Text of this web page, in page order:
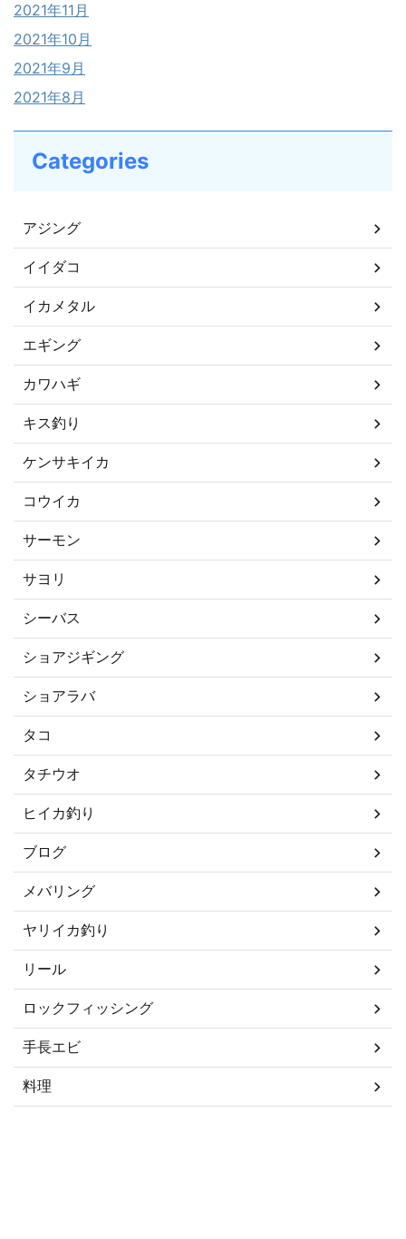
2021年11月
2021年10月
2021年9月
2021年8月
Categories
アジング
イイダコ
イカメタル
エギング
カワハギ
キス釣り
ケンサキイカ
コウイカ
サーモン
サヨリ
シーバス
ショアジギング
ショアラバ
タコ
タチウオ
ヒイカ釣り
ブログ
メバリング
ヤリイカ釣り
リール
ロックフィッシング
手長エビ
料理